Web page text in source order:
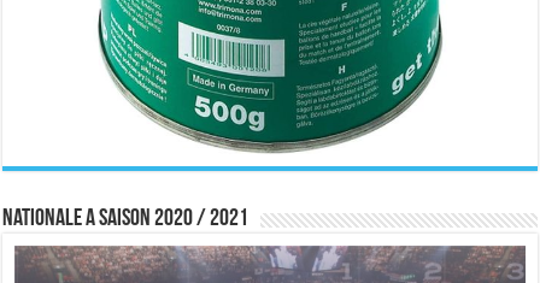
Nationale A saison 2020 / 2021